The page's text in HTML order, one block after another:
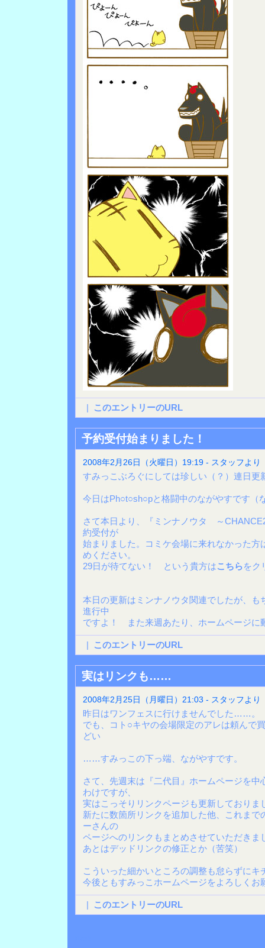
| このエントリーのURL
予約受付始まりました！
2008年2月26日（火曜日）19:19 - スタッフより
すみっこぶろぐにしては珍しい（？）連日更
今日はPh○t○sh○pと格闘中のながやすです（
さて本日より、『ミンナノウタ ～
約受付が
始まりました。コミケ会場に来れなかった方
めください。
29日が待てない！ という貴方はこちらをク
本日の更新はミンナノウタ関連でしたが、も
進行中
ですよ！ また来週あたり、ホームページに
| このエントリーのURL
実はリンクも……
2008年2月25日（月曜日）21:03 - スタッフより
昨日はワンフェスに行けませんでした……。
でも、コト○キヤの会場限定のアレは頼んで
どい
……すみっこの下っ端、ながやすです。
さて、先週末は『二代目』ホームページを
わけですが、
実はこっそりリンクページも更新しておりま
新たに数箇所リンクを追加した他、これまで
ーさんの
ページへのリンクもまとめさせていただきま
あとはデッドリンクの修正とか（苦笑）
こういった細かいところの調整も怠らずに
今後ともすみっこホームページをよろしくお
| このエントリーのURL